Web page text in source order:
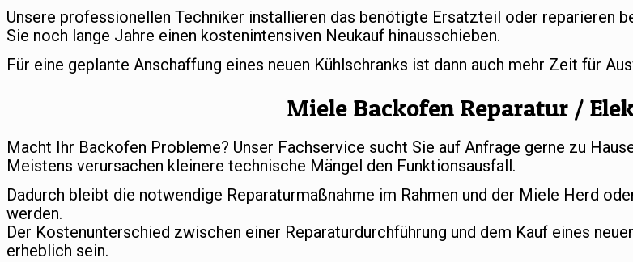
Unsere professionellen Techniker installieren das benötigte Ersatzteil oder reparieren
Sie noch lange Jahre einen kostenintensiven Neukauf hinausschieben.
Für eine geplante Anschaffung eines neuen Kühlschranks ist dann auch mehr Zeit für
Miele Backofen Reparatur /
Macht Ihr Backofen Probleme? Unser Fachservice sucht Sie auf Anfrage gerne zu
Meistens verursachen kleinere technische Mängel den Funktionsausfall.
Dadurch bleibt die notwendige Reparaturmaßnahme im Rahmen und der Miele Herd
werden.
Der Kostenunterschied zwischen einer Reparaturdurchführung und dem Kauf eines
erheblich sein.